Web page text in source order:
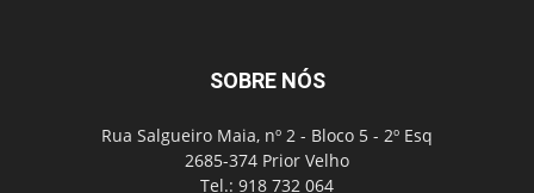
SOBRE NÓS
Rua Salgueiro Maia, nº 2 - Bloco 5 - 2º Esq
2685-374 Prior Velho
Tel.: 918 732 064